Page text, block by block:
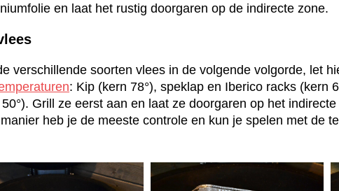
en laat het rustig doorgaren op de indirecte zone.
verschillende soorten vlees in de volgende volgorde, let
: Kip (kern 78°), speklap en Iberico racks (kern
Grill ze eerst aan en laat ze doorgaren op het
heb je de meeste controle en kun je spelen met de